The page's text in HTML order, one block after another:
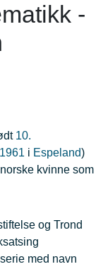
-
10.
1961 i Espeland)
kvinne som
og Trond
med navn